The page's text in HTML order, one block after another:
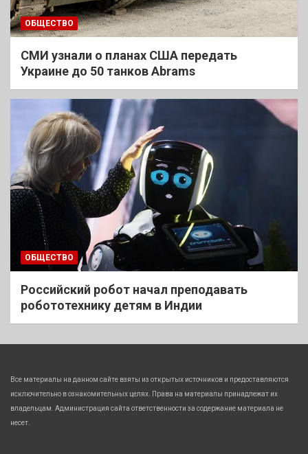
ОБЩЕСТВО
СМИ узнали о планах США передать
Украине до 50 танков Abrams
ОБЩЕСТВО
Российский робот начал преподавать
робототехнику детям в Индии
Все материалы на данном сайте взяты из открытых источников и предоставляются
исключительно в ознакомительных целях. Права на материалы принадлежат их
владельцам. Администрация сайта ответственности за содержание материала не
несет.